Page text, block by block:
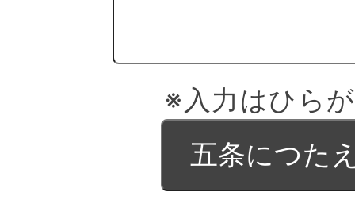
※入力はひら